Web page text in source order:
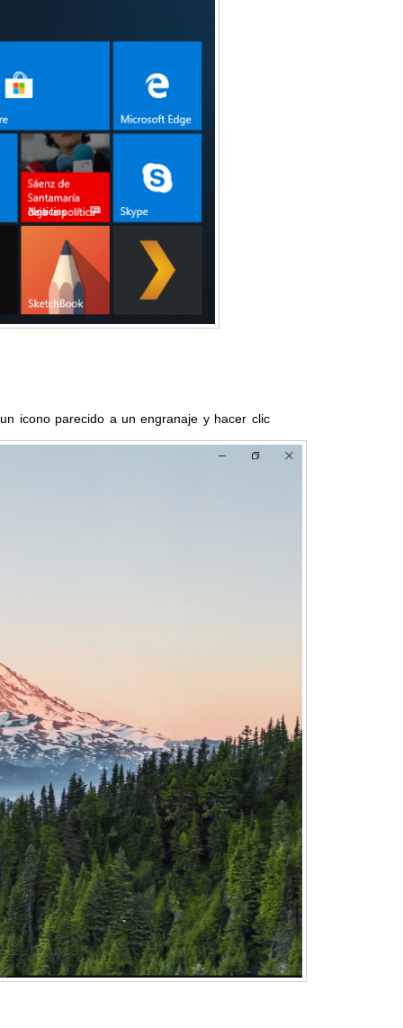
icono parecido a un engranaje y hacer clic